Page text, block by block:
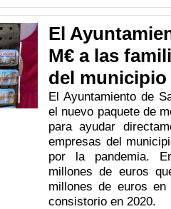
El
M€ a las
del municipio
El Ayuntamiento de
el nuevo paquete de
para ayudar
empresas del
por la pandemia.
millones de euros
millones de euros
consistorio en 2020.